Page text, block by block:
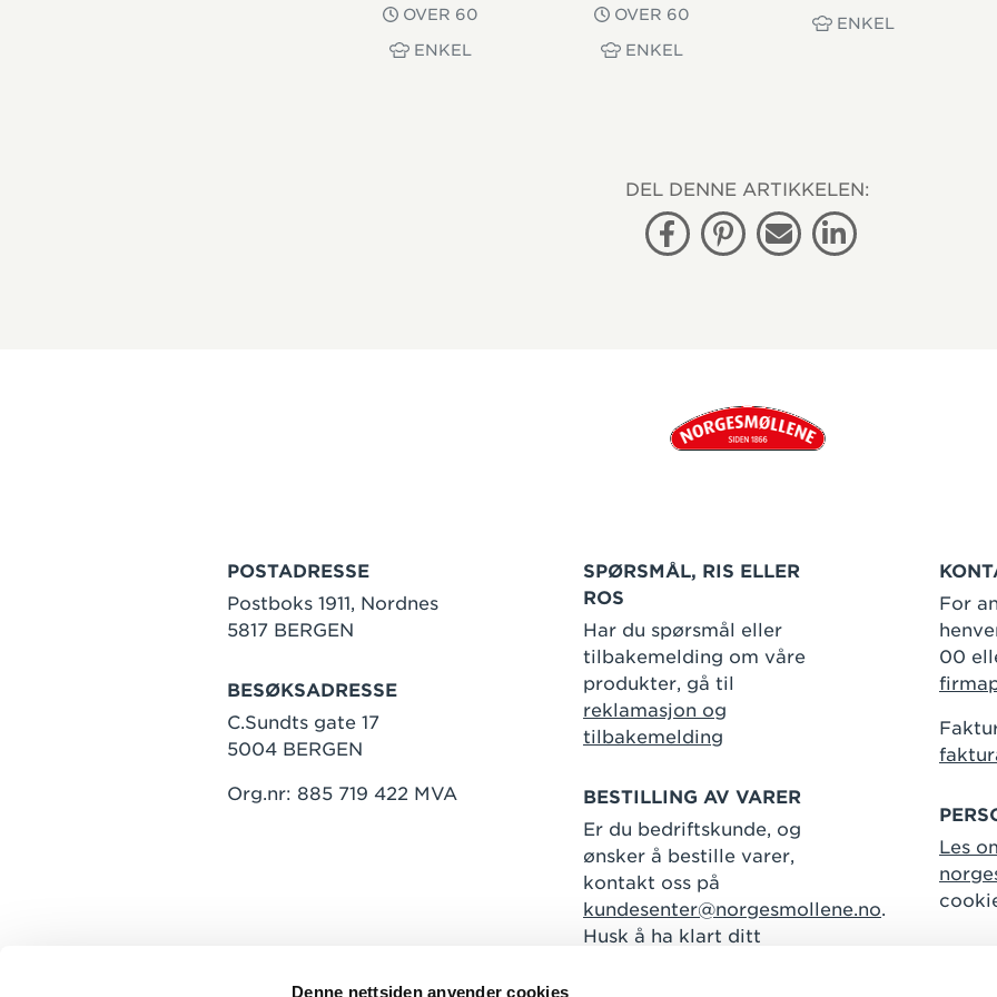
Denne nettsiden anvender cookies
OVER 60
ENKEL
OVER 60
ENKEL
ENKEL
DEL DENNE ARTIKKELEN:
FacebookPinterestE-postLinkedin
POSTADRESSE
Postboks 1911, Nordnes
5817 BERGEN
BESØKSADRESSE
C.Sundts gate 17
5004 BERGEN
Org.nr: 885 719 422 MVA
SPØRSMÅL, RIS ELLER
ROS
Har du spørsmål eller
tilbakemelding om våre
produkter, gå til
reklamasjon og
tilbakemelding
BESTILLING AV VARER
Er du bedriftskunde, og
ønsker å bestille varer,
kontakt oss på
kundesenter@norgesmollene.no.
Husk å ha klart ditt
For
00
Les